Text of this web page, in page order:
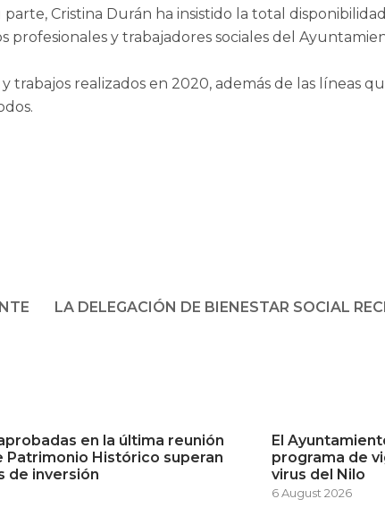
Cristina Durán ha insistido la total
profesionales y trabajadores sociales del
realizados en 2020, además de las líneas
LA DELEGACIÓN DE BIENESTAR SOCIAL
en la última reunión
Patrimonio Histórico superan
de inversión
El
programa de
virus del Nilo
6 August 2026